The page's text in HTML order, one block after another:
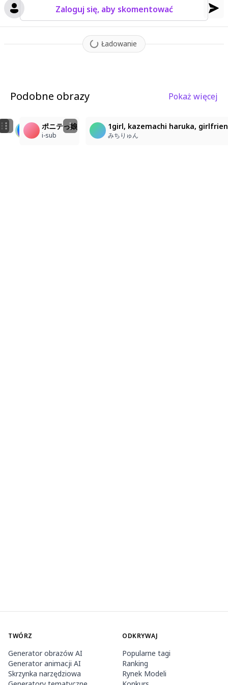
Zaloguj się, aby skomentować
Ładowanie
Podobne obrazy Pokaż więcej
1girl, ichigaya arisa\(bang dream!\), masterpiece,
Dark_Anime
一色いろは
うどんこ
ポニテっ娘
i-sub
1girl, kazemachi haruka,
みちりゅん
TWÓRZ
Generator obrazów AI
Generator animacji AI
Skrzynka narzędziowa
ODKRYWAJ
Popularne tagi
Ranking
Rynek Modeli